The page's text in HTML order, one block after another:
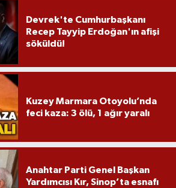
Devrek'te Cumhurbaşkanı
Recep Tayyip Erdoğan'ın afişi
söküldü!
Kuzey Marmara Otoyolu’nda
feci kaza: 3 ölü, 1 ağır yaralı
Anahtar Parti Genel Başkan
Yardımcısı Kır, Sinop’ta esnafı